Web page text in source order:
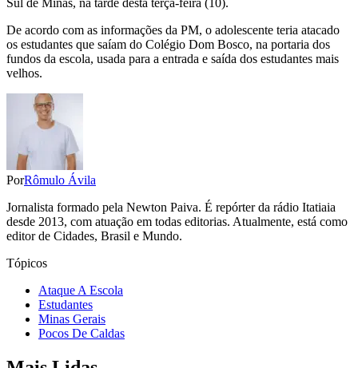
De acordo com as informações da PM, o adolescente teria atacado
os estudantes que saíam do Colégio Dom Bosco, na portaria dos
fundos da escola, usada para a entrada e saída dos estudantes mais
velhos.
PorRômulo Ávila
Jornalista formado pela Newton Paiva. É repórter da rádio Itatiaia
desde 2013, com atuação em todas editorias. Atualmente, está como
editor de Cidades, Brasil e Mundo.
Tópicos
Ataque A Escola
Estudantes
Minas Gerais
Pocos De Caldas